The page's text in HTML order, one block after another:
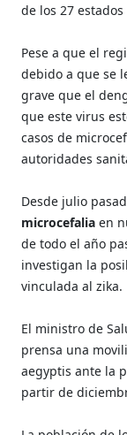
de los 27
Pese a que el
debido a que se
grave que el
que este virus
casos de
autoridades
Desde julio
microcefalia en
de todo el año
investigan la
vinculada al zika.
El ministro de
prensa una
aegyptis ante la
partir de